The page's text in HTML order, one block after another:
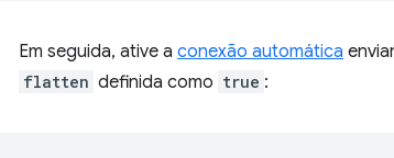
Em seguida, ative a conexão automática
flatten definida como true :